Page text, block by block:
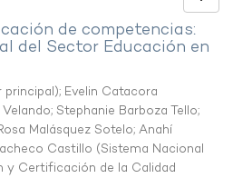
de competencias:
del Sector Educación en
principal); Evelin Catacora
; Stephanie Barboza Tello;
Malásquez Sotelo; Anahí
Castillo (Sistema Nacional
y Certificación de la Calidad